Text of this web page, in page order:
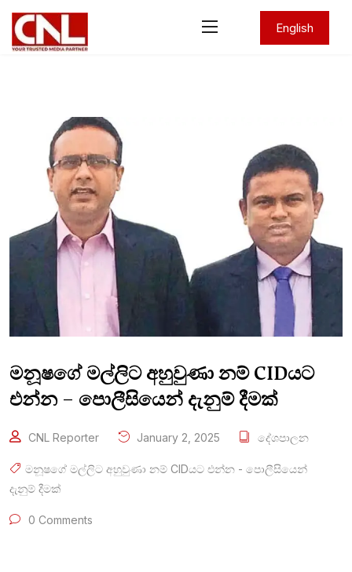
English
මනූෂගේ මල්ලිට අහුවුණා නම් CIDයට
එන්න – පොලීසියෙන් දැනුම් දීමක්
CNL Reporter January 2, 2025 දේශපාලන
මනූෂගේ මල්ලිට අහුවුණා නම් CIDයට එන්න - පොලීසියෙන්
දැනුම් දීමක්
0 Comments